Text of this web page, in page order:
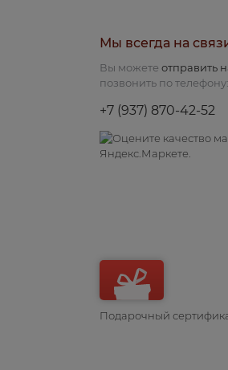
Мы всегда на
Вы можете отправить
позвонить по телефону:
+7 (937) 870-42-52
Подарочный